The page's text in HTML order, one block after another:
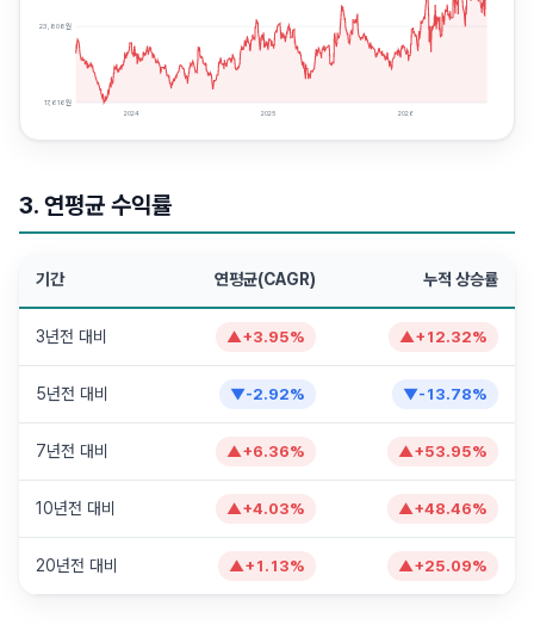
23,808원
17,616원
2024 2025 2026
3. 연평균 수익률
기간 연평균(CAGR) 누적 상승률
3년전 대비 ▲+3.95% ▲+ 12.32%
5년전 대비 ▼-2.92% ▼-13.78%
7년전 대비 ▲+6.36% ▲+53.95%
10년전 대비 ▲+4.03% ▲+48.46%
20년전 대비 ▲+ 1.13% ▲+25.09%